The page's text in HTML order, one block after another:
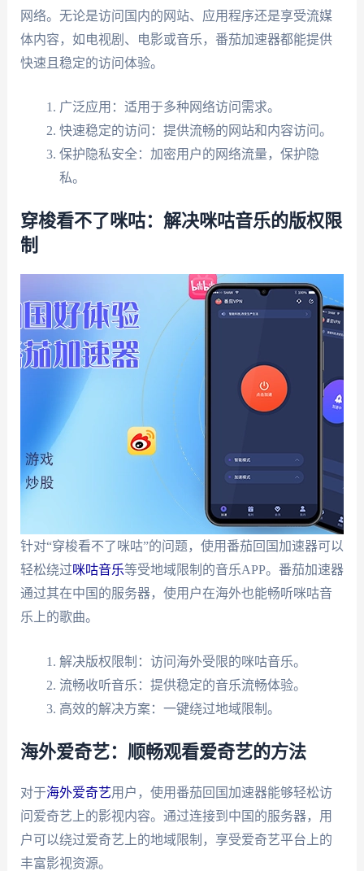
网络。无论是访问国内的网站、应用程序还是享受流媒
体内容，如电视剧、电影或音乐，番茄加速器都能提供
快速且稳定的访问体验。
广泛应用：适用于多种网络访问需求。
快速稳定的访问：提供流畅的网站和内容访问。
保护隐私安全：加密用户的网络流量，保护隐
私。
穿梭看不了咪咕：解决咪咕音乐的版权限
制
针对“穿梭看不了咪咕”的问题，使用番茄回国加速器可以
轻松绕过咪咕音乐等受地域限制的音乐APP。番茄加速器
通过其在中国的服务器，使用户在海外也能畅听咪咕音
乐上的歌曲。
解决版权限制：访问海外受限的咪咕音乐。
流畅收听音乐：提供稳定的音乐流畅体验。
高效的解决方案：一键绕过地域限制。
海外爱奇艺：顺畅观看爱奇艺的方法
对于海外爱奇艺用户，使用番茄回国加速器能够轻松访
问爱奇艺上的影视内容。通过连接到中国的服务器，用
户可以绕过爱奇艺上的地域限制，享受爱奇艺平台上的
丰富影视资源。